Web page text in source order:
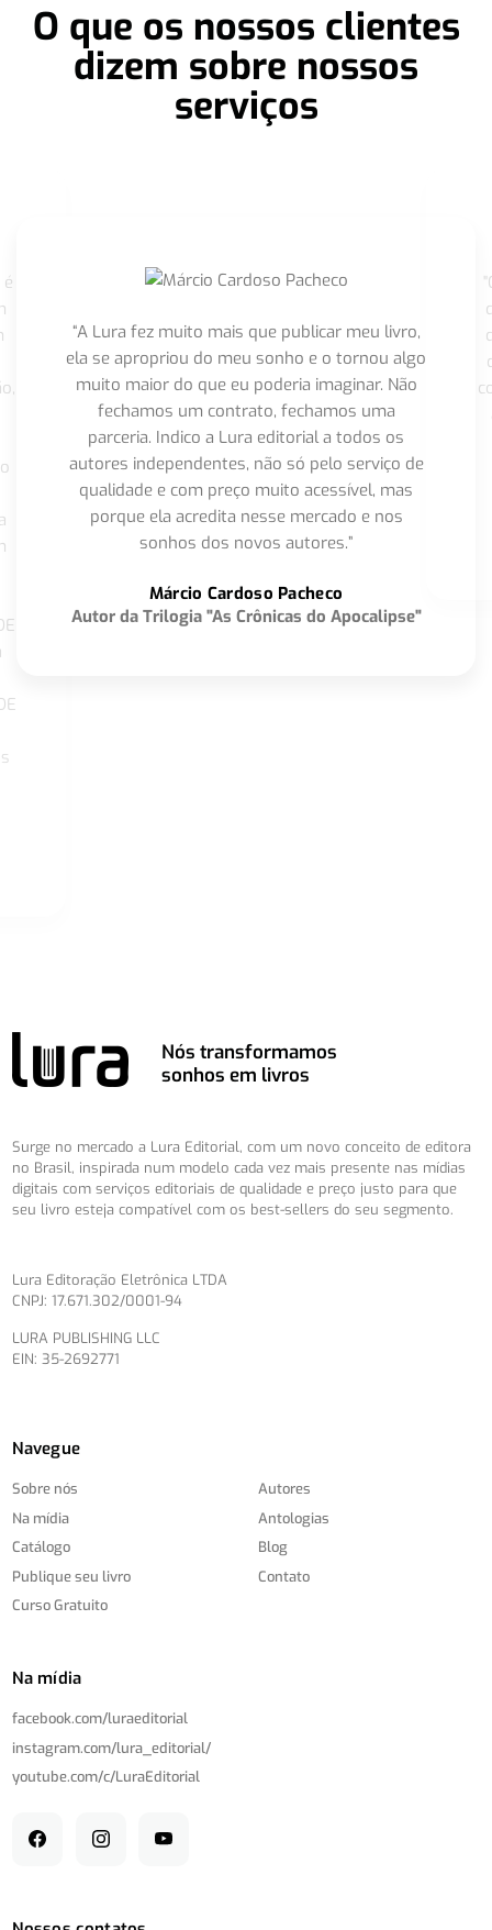
O que os nossos clientes
dizem sobre nossos
serviços
“A Lura fez muito mais que publicar meu livro,
ela se apropriou do meu sonho e o tornou algo
muito maior do que eu poderia imaginar. Não
fechamos um contrato, fechamos uma
parceria. Indico a Lura editorial a todos os
autores independentes, não só pelo serviço de
qualidade e com preço muito acessível, mas
porque ela acredita nesse mercado e nos
sonhos dos novos autores.”
Márcio Cardoso Pacheco
Autor da Trilogia "As Crônicas do Apocalipse"
Nós transformamos
sonhos em livros
Surge no mercado a Lura Editorial, com um novo conceito de editora
no Brasil, inspirada num modelo cada vez mais presente nas mídias
digitais com serviços editoriais de qualidade e preço justo para que
seu livro esteja compatível com os best-sellers do seu segmento.
Lura Editoração Eletrônica LTDA
CNPJ: 17.671.302/0001-94
LURA PUBLISHING LLC
EIN: 35-2692771
Navegue
Sobre nós
Na mídia
Catálogo
Publique seu livro
Curso Gratuito
Autores
Antologias
Blog
Contato
Na mídia
facebook.com/luraeditorial
instagram.com/lura_editorial/
youtube.com/c/LuraEditorial